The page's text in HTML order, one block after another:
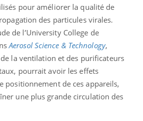
pour améliorer la qualité de
des particules virales.
de l’University College de
Aerosol Science & Technology,
la ventilation et des purificateurs
pourrait avoir les effets
positionnement de ces appareils,
une plus grande circulation des